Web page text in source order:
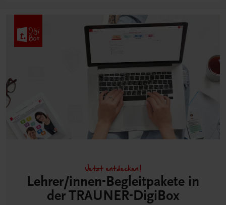
Jetzt entdecken!
Lehrer/innen-Begleitpakete in
der TRAUNER-DigiBox